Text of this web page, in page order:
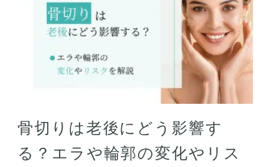
骨切りは老後にどう影響す
る？エラや輪郭の変化やリス